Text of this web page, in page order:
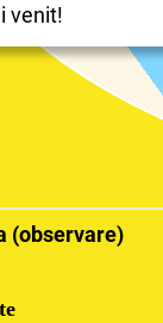
venit!
(observare)